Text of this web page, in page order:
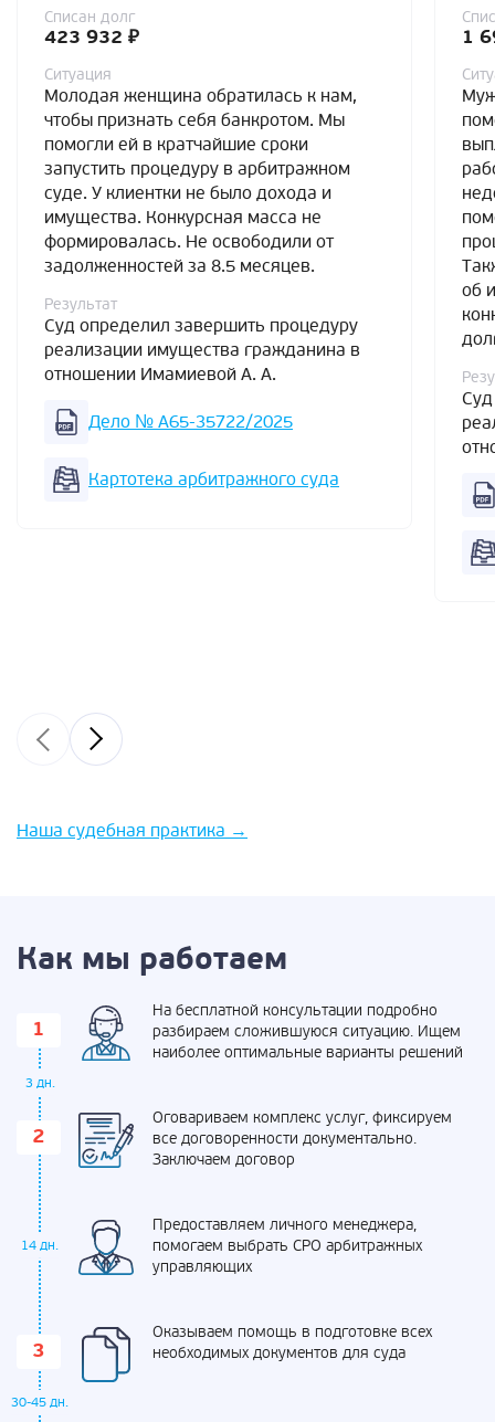
Списан долг
423 932 ₽
Ситуация
Молодая женщина обратилась к нам,
чтобы признать себя банкротом. Мы
помогли ей в кратчайшие сроки
запустить процедуру в арбитражном
суде. У клиентки не было дохода и
имущества. Конкурсная масса не
формировалась. Не освободили от
задолженностей за 8.5 месяцев.
Результат
Суд определил завершить процедуру
реализации имущества гражданина в
отношении Имамиевой А. А.
Дело № А65-35722/2025
Картотека арбитражного суда
1
об
Наша судебная практика →
Как мы работаем
3 дн.
На бесплатной консультации подробно
разбираем сложившуюся ситуацию. Ищем
наиболее оптимальные варианты решений
Оговариваем комплекс услуг, фиксируем
все договоренности документально.
Заключаем договор
14 дн.
Предоставляем личного менеджера,
помогаем выбрать СРО арбитражных
управляющих
30-45 дн.
Оказываем помощь в подготовке всех
необходимых документов для суда